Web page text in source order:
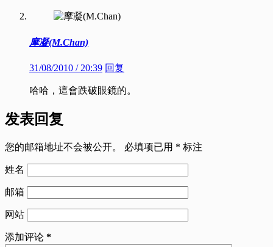
摩凝(M.Chan)
31/08/2010 / 20:39 回复
哈哈，這會跌破眼鏡的。
发表回复
您的邮箱地址不会被公开。 必填项已用 * 标注
姓名
邮箱
网站
添加评论 *